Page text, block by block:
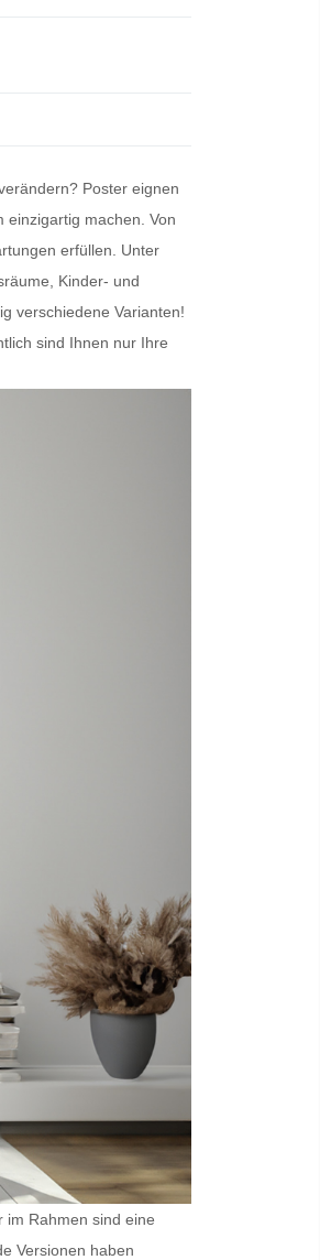
Poster eignen
einzigartig machen. Von
erfüllen. Unter
Kinder- und
verschiedene Varianten!
sind Ihnen nur Ihre
im Rahmen sind eine
Versionen haben